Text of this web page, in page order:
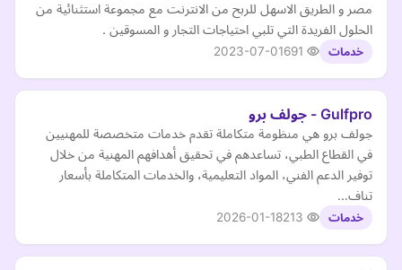
مصر و الطريق الاسهل للربح من الانترنت مع مجموعة استثنائية من
الحلول الفريدة التي تلبي احتياجات التجار و المسوقين .
خدمات 2023-07-01
Gulfpro - جولف برو
جولف برو هي منظومة متكاملة تقدم خدمات متخصصة للمهنيين
في القطاع الطبي، تساعدهم في تحقيق أهدافهم المهنية من خلال
توفير الدعم الفني، المواد التعليمية، والخدمات المتكاملة بأسعار
تناف…
خدمات 2026-01-18